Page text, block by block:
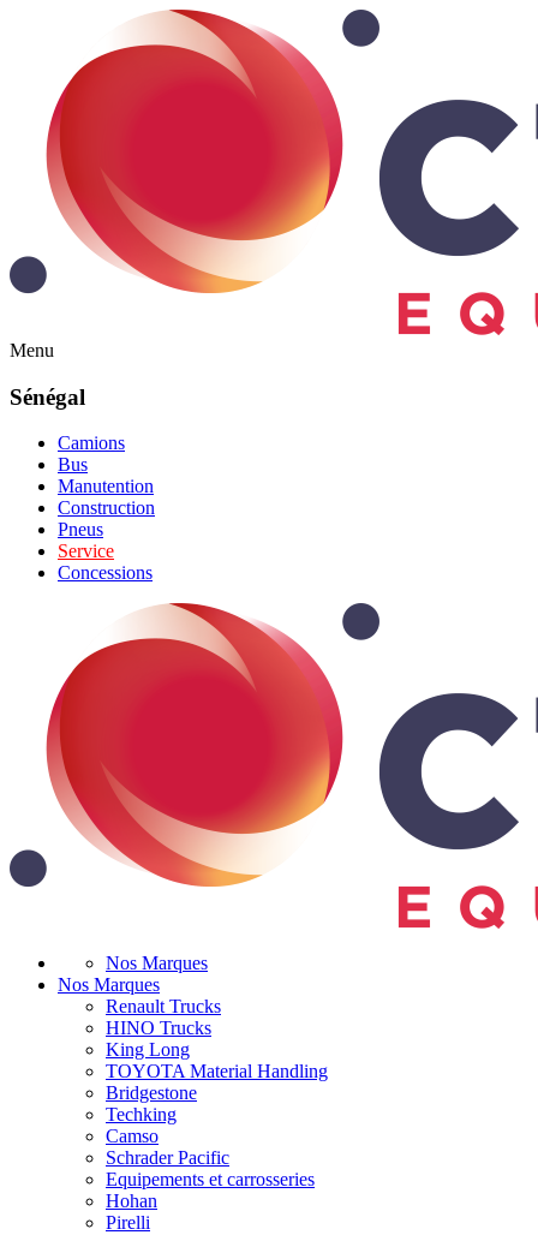
Menu
Sénégal
Camions
Bus
Manutention
Construction
Pneus
Service
Concessions
Nos Marques
Nos Marques
Renault Trucks
HINO Trucks
King Long
TOYOTA Material Handling
Bridgestone
Techking
Camso
Schrader Pacific
Equipements et carrosseries
Hohan
Pirelli